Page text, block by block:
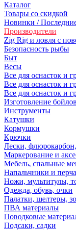
Каталог
Товары со скидкой
Новинки /
Производители
Zig Rig и ловля с
Безопасность рыбы
Быт
Весы
Все для оснасток и
Все для оснасток и
Все для оснасток и
Изготовление бойлов
Инструменты
Катушки
Кормушки
Крючки
Лески,
Маркерование и
Мебель, спальные
Напальчники и
Ножи, мультитулы,
Одежда, обувь, очки
Палатки, шелтеры,
ПВА материалы
Поводковые
Подсаки, садки